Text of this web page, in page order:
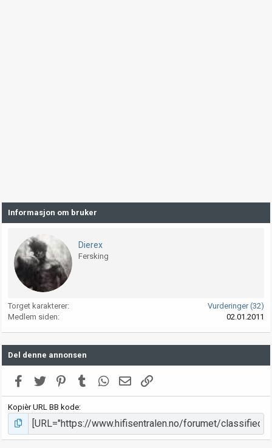
Informasjon om bruker
Dierex
Fersking
Torget karakterer
Vurderinger (32)
Medlem siden
02.01.2011
Del denne annonsen
Facebook
Twitter PinterestTumblr WhatsApp
E-postLink
Kopièr URL BB kode